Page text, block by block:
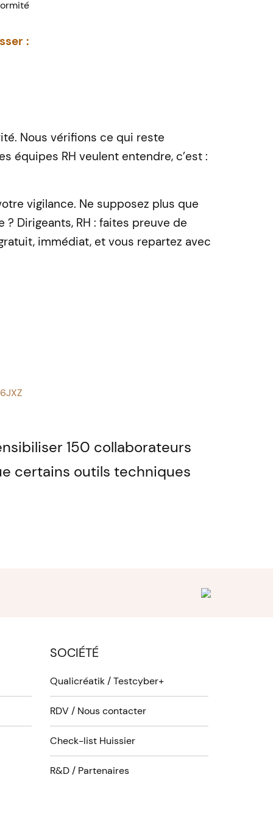
:
Nous vérifions ce qui reste
équipes RH veulent entendre, c’est :
vigilance. Ne supposez plus que
? Dirigeants, RH : faites preuve de
immédiat, et vous repartez avec
150 collaborateurs
certains outils techniques
SOCIÉTÉ
Qualicréatik / Testcyber+
RDV / Nous contacter
Check-list Huissier
R&D / Partenaires